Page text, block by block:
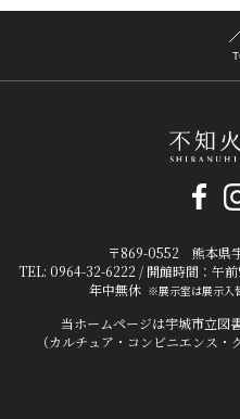
〒869-0552 熊本県
TEL: 0964-32-6222 / 開館時間：午
年中無休 ※展示室は展示入
当ホームページは宇城市立図
（カルチュア・コンビニエンス・